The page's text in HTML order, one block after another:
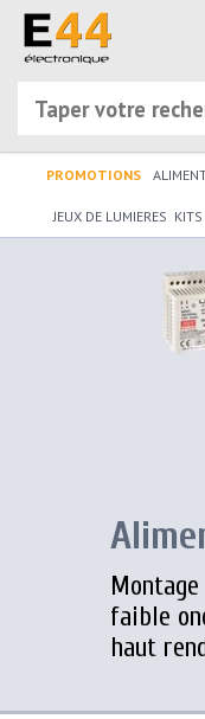
PROMOTIONS
JEUX DE LUMIERES
faible
haut